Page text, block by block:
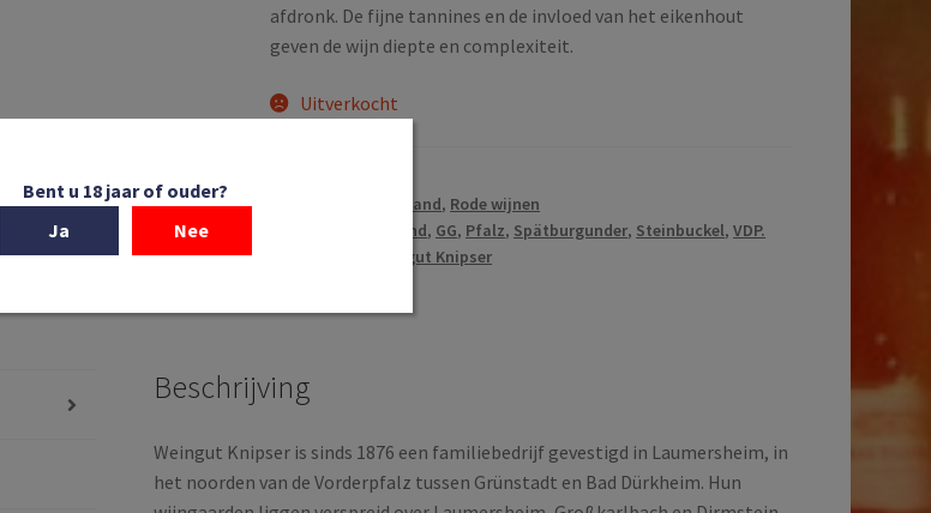
afdronk. De fijne tannines en de invloed van het eikenhout
geven de wijn diepte en complexiteit.
Uitverkocht
Duitsland, Rode wijnen
Duitsland, GG, Pfalz, Spätburgunder, Steinbuckel,VDP.
Weingut Knipser
Beschrijving
Weingut Knipser is sinds 1876 een familiebedrijf gevestigd in Laumersheim, in
het noorden van de Vorderpfalz tussen Grünstadt en Bad Dürkheim. Hun
Bent u 18 jaar of ouder?
Ja
Nee